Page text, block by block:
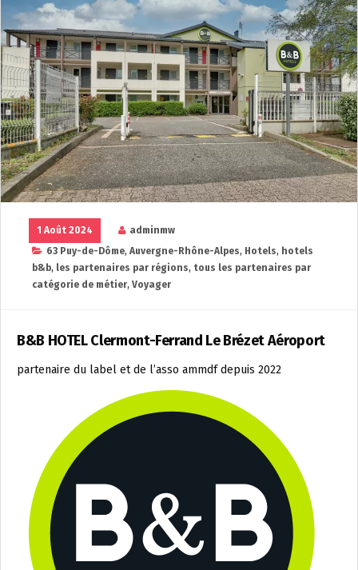
1 Août 2024
adminmw
63 Puy-de-Dôme, Auvergne-Rhône-Alpes, Hotels, hotels
b&b, les partenaires par régions, tous les partenaires par
catégorie de métier, Voyager
B&B HOTEL Clermont-Ferrand Le Brézet Aéroport
partenaire du label et de l’asso ammdf depuis 2022